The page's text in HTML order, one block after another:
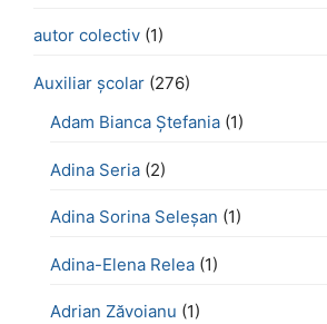
autor colectiv (1)
Auxiliar școlar (276)
Adam Bianca Ștefania (1)
Adina Seria (2)
Adina Sorina Seleșan (1)
Adina-Elena Relea (1)
Adrian Zăvoianu (1)